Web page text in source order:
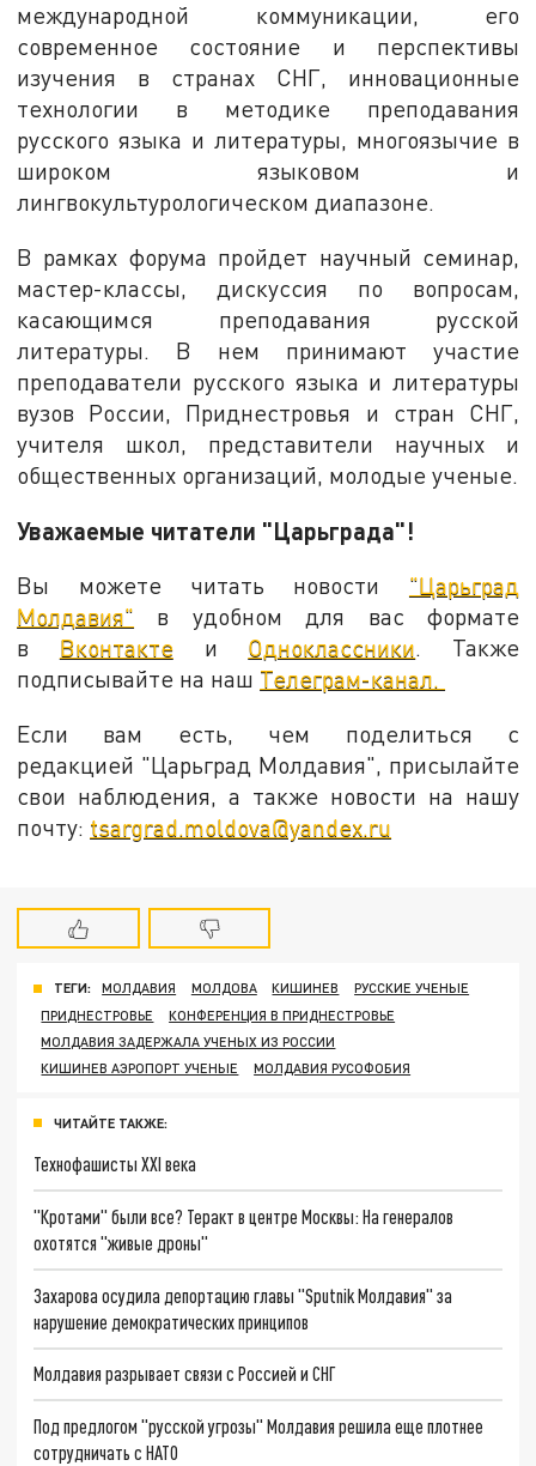
международной коммуникации, его
современное состояние и перспективы
изучения в странах СНГ, инновационные
технологии в методике преподавания
русского языка и литературы, многоязычие в
широком языковом и
лингвокультурологическом диапазоне.
В рамках форума пройдет научный семинар,
мастер-классы, дискуссия по вопросам,
касающимся преподавания русской
литературы. В нем принимают участие
преподаватели русского языка и литературы
вузов России, Приднестровья и стран СНГ,
учителя школ, представители научных и
общественных организаций, молодые ученые.
Уважаемые читатели "Царьграда"!
Вы можете читать новости "Царьград
Молдавия" в удобном для вас формате
в Вконтактеи Одноклассники. Также
подписывайте на наш Телеграм-канал.
Если вам есть, чем поделиться с
редакцией "Царьград Молдавия", присылайте
свои наблюдения, а также новости на нашу
почту: tsargrad.moldova@yandex.ru
ТЕГИ: МОЛДАВИЯ МОЛДОВА КИШИНЕВ
РУССКИЕ УЧЕНЫЕ
ПРИДНЕСТРОВЬЕ
КОНФЕРЕНЦИЯ В ПРИДНЕСТРОВЬЕ
МОЛДАВИЯ ЗАДЕРЖАЛА УЧЕНЫХ ИЗ РОССИИ
КИШИНЕВ АЭРОПОРТ УЧЕНЫЕ
МОЛДАВИЯ РУСОФОБИЯ
ЧИТАЙТЕ ТАКЖЕ:
Технофашисты XXI века
"Кротами" были все? Теракт в центре Москвы: На генералов
охотятся "живые дроны"
Захарова осудила депортацию главы "Sputnik Молдавия" за
нарушение демократических принципов
Молдавия разрывает связи с Россией и СНГ
Под предлогом "русской угрозы" Молдавия решила еще плотнее
сотрудничать с НАТО